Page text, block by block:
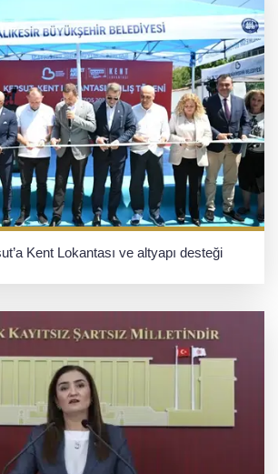
Kent Lokantası ve altyapı desteği